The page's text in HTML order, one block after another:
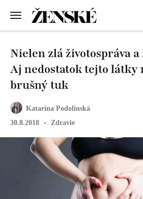
Katarína Podolinská
30.8.2018
Zdravie
Nielen zlá životospráva
Aj nedostatok tejto látky
brušný tuk